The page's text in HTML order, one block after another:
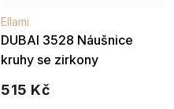
DUBAI 3528 Náušnice
kruhy se zirkony
Ellami
515 Kč